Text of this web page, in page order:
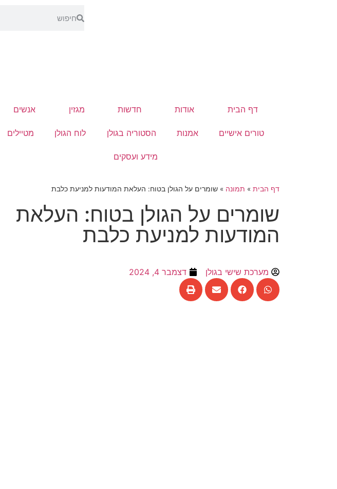
דף הבית אודות חדשות מגזין אנשים
טורים אישיים אמנות הסטוריה בגולן לוח הגולן מטיילים
מידע ועסקים
דף הבית » תמונה » שומרים על הגולן בטוח: העלאת המודעות למניעת כלבת
שומרים על הגולן בטוח: העלאת
המודעות למניעת כלבת
מערכת שישי בגולן דצמבר 4, 2024